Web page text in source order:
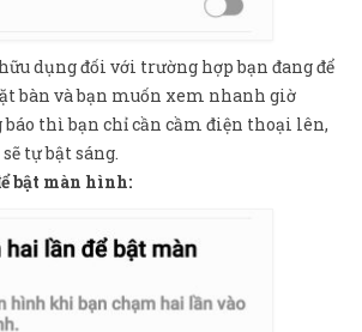
dụng đối với trường hợp bạn đang để
bàn và bạn muốn xem nhanh giờ
thì bạn chỉ cần cầm điện thoại lên,
tự bật sáng.
bật màn hình: